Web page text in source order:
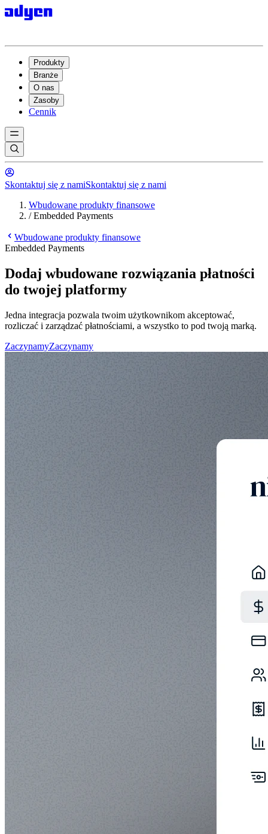
Produkty
Branże
O nas
Zasoby
Cennik
Skontaktuj się z namiSkontaktuj się z nami
Wbudowane produkty finansowe
/Embedded Payments
Wbudowane produkty finansowe
Embedded Payments
Dodaj wbudowane rozwiązania płatności
do twojej platformy
Jedna integracja pozwala twoim użytkownikom akceptować,
rozliczać i zarządzać płatnościami, a wszystko to pod twoją marką.
ZaczynamyZaczynamy